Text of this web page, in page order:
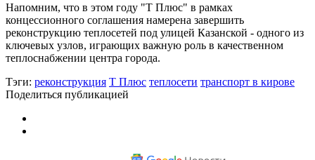
Напомним, что в этом году "Т Плюс" в рамках
концессионного соглашения намерена завершить
реконструкцию теплосетей под улицей Казанской - одного из
ключевых узлов, играющих важную роль в качественном
теплоснабжении центра города.
Тэги: реконструкция Т Плюс теплосети транспорт в кирове
Поделиться публикацией